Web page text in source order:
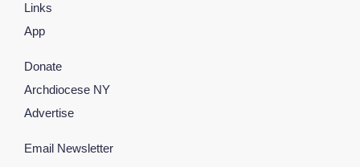
Links
App
Donate
Archdiocese NY
Advertise
Email Newsletter